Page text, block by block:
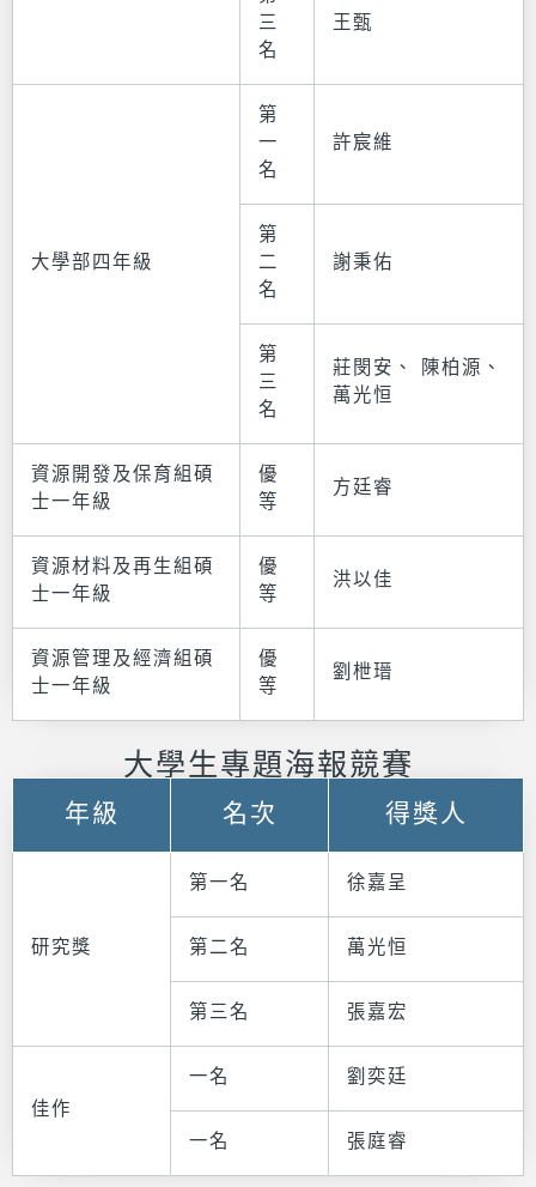
三
名
王甄
大學部四年級
第
一
名
許宸維
第
二
名
謝秉佑
第
三
名
莊閔安、 陳柏源、
萬光恒
資源開發及保育組碩
士一年級
優
等
方廷睿
資源材料及再生組碩
士一年級
優
等
洪以佳
資源管理及經濟組碩
士一年級
優
等
劉枻瑨
大學生專題海報競賽
年級 名次 得獎人
研究獎
第一名 徐嘉呈
第二名 萬光恒
第三名 張嘉宏
佳作
一名 劉奕廷
一名 張庭睿